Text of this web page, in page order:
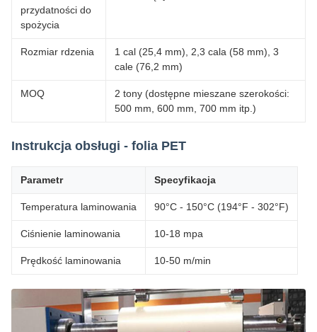
przydatności do
spożycia
Rozmiar rdzenia
1 cal (25,4 mm), 2,3 cala (58 mm), 3
cale (76,2 mm)
MOQ
2 tony (dostępne mieszane szerokości:
500 mm, 600 mm, 700 mm itp.)
Instrukcja obsługi - folia PET
Parametr Specyfikacja
Temperatura laminowania 90°C - 150°C (194°F - 302°F)
Ciśnienie laminowania 10-18 mpa
Prędkość laminowania 10-50 m/min